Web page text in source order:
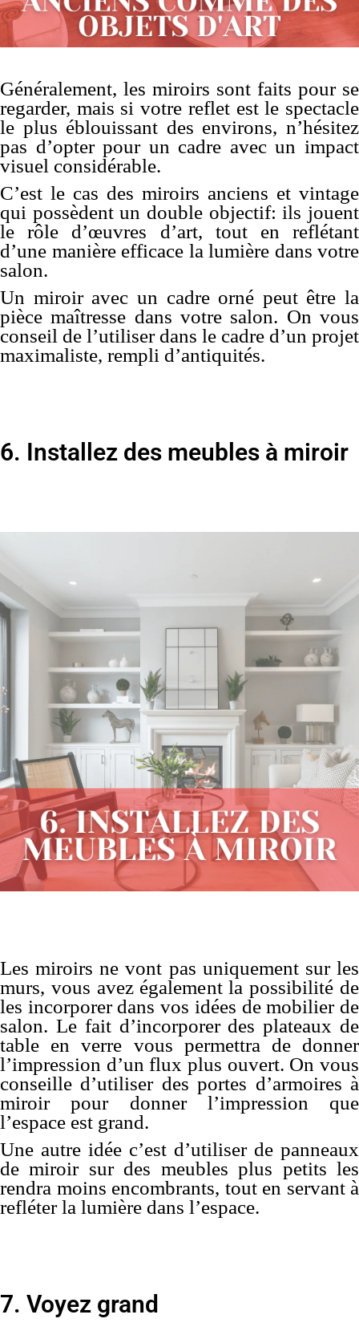
Généralement, les miroirs sont faits pour se
regarder, mais si votre reflet est le spectacle
le plus éblouissant des environs, n’hésitez
pas d’opter pour un cadre avec un impact
visuel considérable.
C’est le cas des miroirs anciens et vintage
qui possèdent un double objectif: ils jouent
le rôle d’œuvres d’art, tout en reflétant
d’une manière efficace la lumière dans votre
salon.
Un miroir avec un cadre orné peut être la
pièce maîtresse dans votre salon. On vous
conseil de l’utiliser dans le cadre d’un projet
maximaliste, rempli d’antiquités.
6. Installez des meubles à miroir
Les miroirs ne vont pas uniquement sur les
murs, vous avez également la possibilité de
les incorporer dans vos idées de mobilier de
salon. Le fait d’incorporer des plateaux de
table en verre vous permettra de donner
l’impression d’un flux plus ouvert. On vous
conseille d’utiliser des portes d’armoires à
miroir pour donner l’impression que
l’espace est grand.
Une autre idée c’est d’utiliser de panneaux
de miroir sur des meubles plus petits les
rendra moins encombrants, tout en servant à
refléter la lumière dans l’espace.
7. Voyez grand